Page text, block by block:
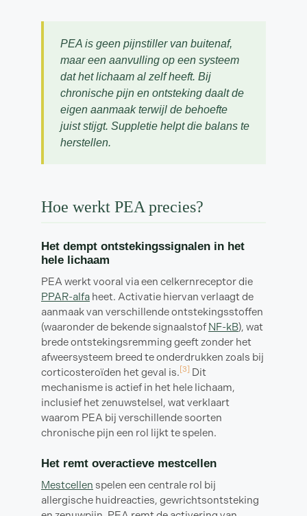
PEA is geen pijnstiller van buitenaf,
maar een aanvulling op een systeem
dat het lichaam al zelf heeft. Bij
chronische pijn en ontsteking daalt de
eigen aanmaak terwijl de behoefte
juist stijgt. Suppletie helpt die balans te
herstellen.
Hoe werkt PEA precies?
Het dempt ontstekingssignalen in het
hele lichaam
PEA werkt vooral via een celkernreceptor die
PPAR-alfa heet. Activatie hiervan verlaagt de
aanmaak van verschillende ontstekingsstoffen
(waaronder de bekende signaalstofNF-kB), wat
brede ontstekingsremming geeft zonder het
afweersysteem breed te onderdrukken zoals bij
corticosteroïden het geval is.[3] Dit
mechanisme is actief in het hele lichaam,
inclusief het zenuwstelsel, wat verklaart
waarom PEA bij verschillende soorten
chronische pijn een rol lijkt te spelen.
Het remt overactieve mestcellen
Mestcellen spelen een centrale rol bij
allergische huidreacties, gewrichtsontsteking